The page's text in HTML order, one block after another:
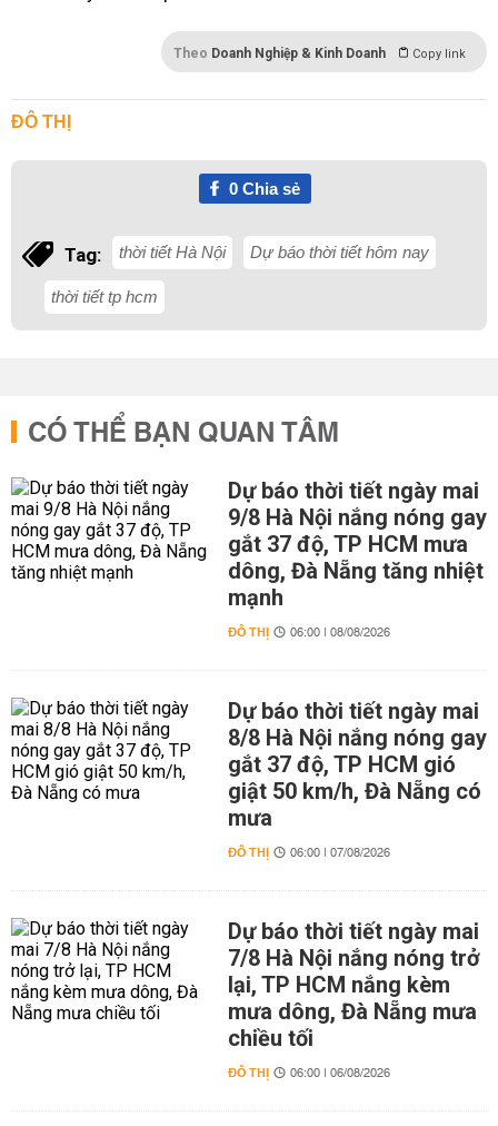
Theo Doanh Nghiệp & Kinh Doanh Copy link
ĐÔ THỊ
0Chia sẻ
Tag: thời tiết Hà Nội Dự báo thời tiết hôm nay
thời tiết tp hcm
CÓ THỂ BẠN QUAN TÂM
Dự báo thời tiết ngày mai
9/8 Hà Nội nắng nóng gay
gắt 37 độ, TP HCM mưa
dông, Đà Nẵng tăng nhiệt
mạnh
ĐÔ THỊ 06:00 | 08/08/2026
Dự báo thời tiết ngày mai
8/8 Hà Nội nắng nóng gay
gắt 37 độ, TP HCM gió
giật 50 km/h, Đà Nẵng có
mưa
ĐÔ THỊ 06:00 | 07/08/2026
Dự báo thời tiết ngày mai
7/8 Hà Nội nắng nóng trở
lại, TP HCM nắng kèm
mưa dông, Đà Nẵng mưa
chiều tối
ĐÔ THỊ 06:00 | 06/08/2026